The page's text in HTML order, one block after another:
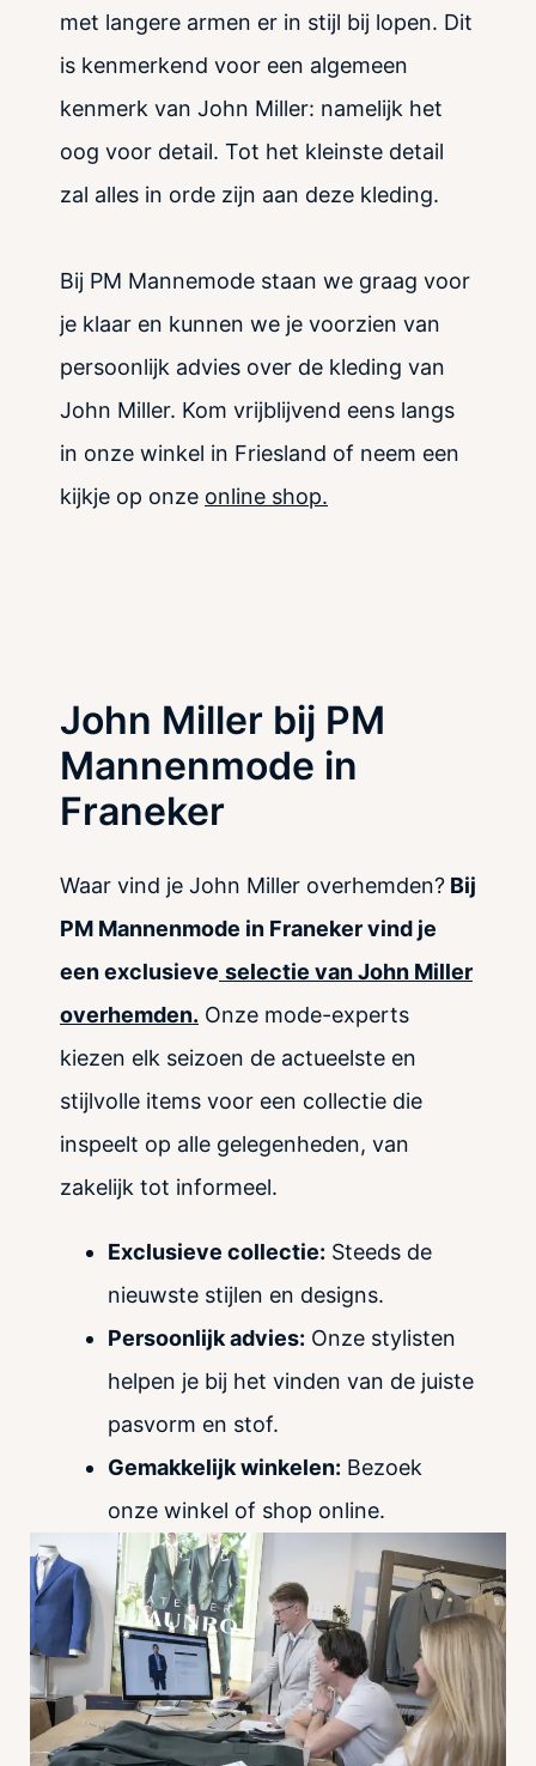
met langere armen er in stijl bij lopen. Dit
is kenmerkend voor een algemeen
kenmerk van John Miller: namelijk het
oog voor detail. Tot het kleinste detail
zal alles in orde zijn aan deze kleding.
Bij PM Mannemode staan we graag voor
je klaar en kunnen we je voorzien van
persoonlijk advies over de kleding van
John Miller. Kom vrijblijvend eens langs
in onze winkel in Friesland of neem een
kijkje op onze online shop.
John Miller bij PM
Mannenmode in
Franeker
Waar vind je John Miller overhemden? Bij
PM Mannenmode in Franeker vind je
een exclusieve selectie van John Miller
overhemden. Onze mode-experts
kiezen elk seizoen de actueelste en
stijlvolle items voor een collectie die
inspeelt op alle gelegenheden, van
zakelijk tot informeel.
Exclusieve collectie: Steeds de
nieuwste stijlen en designs.
Persoonlijk advies: Onze stylisten
helpen je bij het vinden van de juiste
pasvorm en stof.
Gemakkelijk winkelen: Bezoek
onze winkel of shop online.